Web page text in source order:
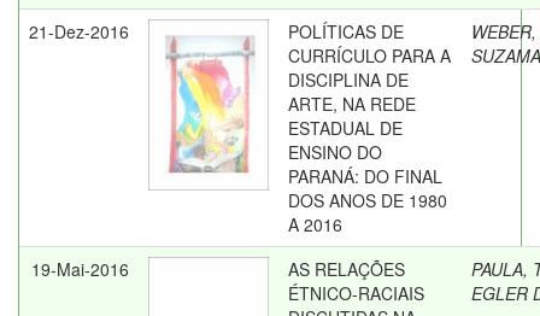
21-Dez-2016
POLÍTICAS DE
CURRÍCULO PARA A
DISCIPLINA DE
ARTE, NA REDE
ESTADUAL DE
ENSINO DO
PARANÁ: DO FINAL
DOS ANOS DE 1980
A 2016
WEBER,
19-Mai-2016
AS RELAÇÕES
ÉTNICO-RACIAIS
PAULA,
EGLER